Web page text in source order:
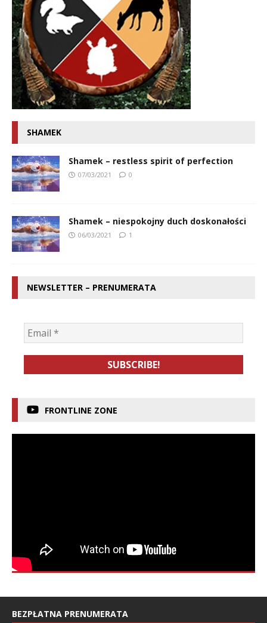
SHAMEK
Shamek – restless spirit of perfection
07/03/2021 0
Shamek – niespokojny duch doskonałości
06/03/2021 1
NEWSLETTER – PRENUMERATA
FRONTLINE ZONE
BEZPŁATNA PRENUMERATA